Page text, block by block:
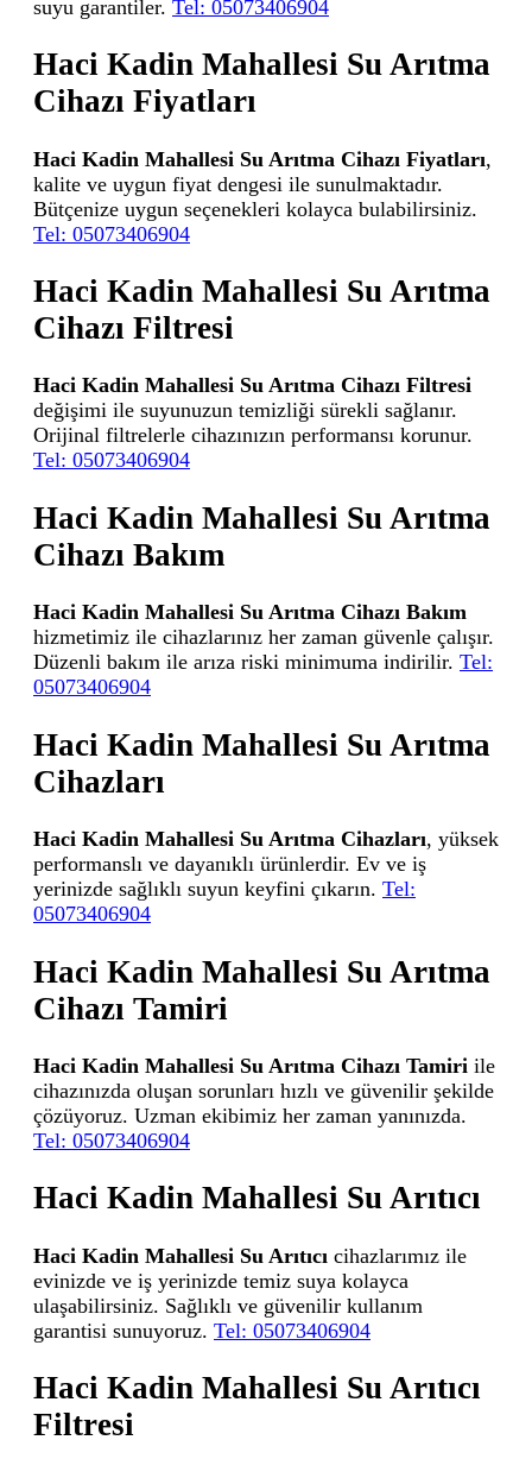
suyu garantiler. Tel: 05073406904
Haci Kadin Mahallesi Su Arıtma
Cihazı Fiyatları
Haci Kadin Mahallesi Su Arıtma Cihazı Fiyatları,
kalite ve uygun fiyat dengesi ile sunulmaktadır.
Bütçenize uygun seçenekleri kolayca bulabilirsiniz.
Tel: 05073406904
Haci Kadin Mahallesi Su Arıtma
Cihazı Filtresi
Haci Kadin Mahallesi Su Arıtma Cihazı Filtresi
değişimi ile suyunuzun temizliği sürekli sağlanır.
Orijinal filtrelerle cihazınızın performansı korunur.
Tel: 05073406904
Haci Kadin Mahallesi Su Arıtma
Cihazı Bakım
Haci Kadin Mahallesi Su Arıtma Cihazı Bakım
hizmetimiz ile cihazlarınız her zaman güvenle çalışır.
Düzenli bakım ile arıza riski minimuma indirilir. Tel:
05073406904
Haci Kadin Mahallesi Su Arıtma
Cihazları
Haci Kadin Mahallesi Su Arıtma Cihazları, yüksek
performanslı ve dayanıklı ürünlerdir. Ev ve iş
yerinizde sağlıklı suyun keyfini çıkarın. Tel:
05073406904
Haci Kadin Mahallesi Su Arıtma
Cihazı Tamiri
Haci Kadin Mahallesi Su Arıtma Cihazı Tamiri ile
cihazınızda oluşan sorunları hızlı ve güvenilir şekilde
çözüyoruz. Uzman ekibimiz her zaman yanınızda.
Tel: 05073406904
Haci Kadin Mahallesi Su Arıtıcı
Haci Kadin Mahallesi Su Arıtıcı cihazlarımız ile
evinizde ve iş yerinizde temiz suya kolayca
ulaşabilirsiniz. Sağlıklı ve güvenilir kullanım
garantisi sunuyoruz. Tel: 05073406904
Haci Kadin Mahallesi Su Arıtıcı
Filtresi